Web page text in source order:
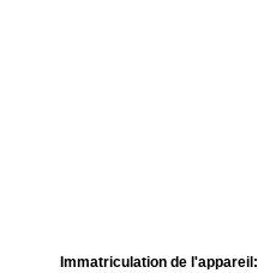
Immatriculation de l'appareil: